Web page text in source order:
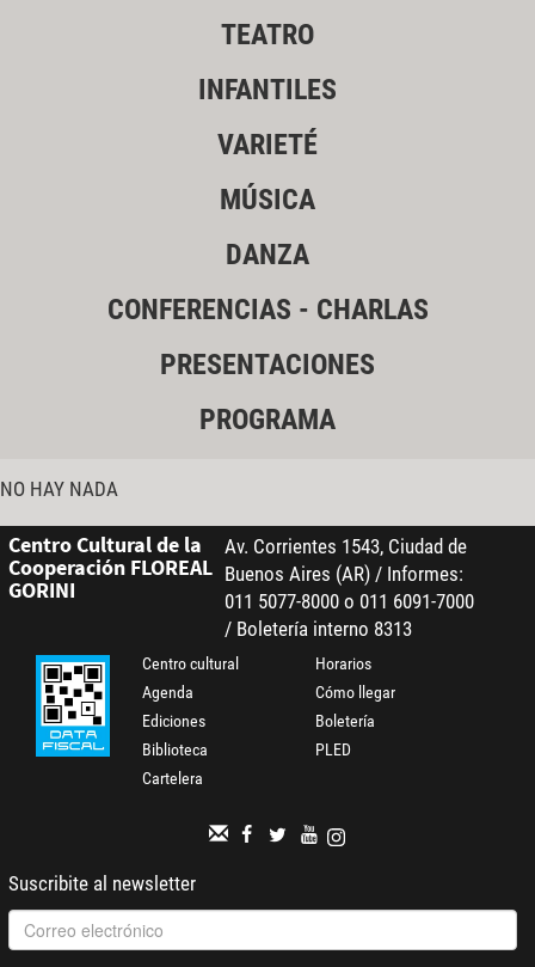
TEATRO
INFANTILES
VARIETÉ
MÚSICA
DANZA
CONFERENCIAS - CHARLAS
PRESENTACIONES
PROGRAMA
NO HAY NADA
Centro Cultural de la
Cooperación FLOREAL
GORINI
Av. Corrientes 1543, Ciudad de
Buenos Aires (AR) / Informes:
011 5077-8000 o 011 6091-7000
/ Boletería interno 8313
Centro cultural
Agenda
Ediciones
Biblioteca
Cartelera
Horarios
Cómo llegar
Boletería
PLED
Suscribite al newsletter